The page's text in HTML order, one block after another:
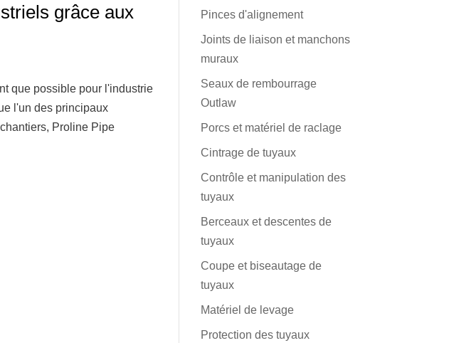
grâce aux
que possible pour l'industrie
l'un des principaux
Proline Pipe
Pinces d'alignement
Joints de liaison et manchons
muraux
Seaux de rembourrage
Outlaw
Porcs et matériel de raclage
Cintrage de tuyaux
Contrôle et manipulation des
tuyaux
Berceaux et descentes de
tuyaux
Coupe et biseautage de
tuyaux
Matériel de levage
Protection des tuyaux